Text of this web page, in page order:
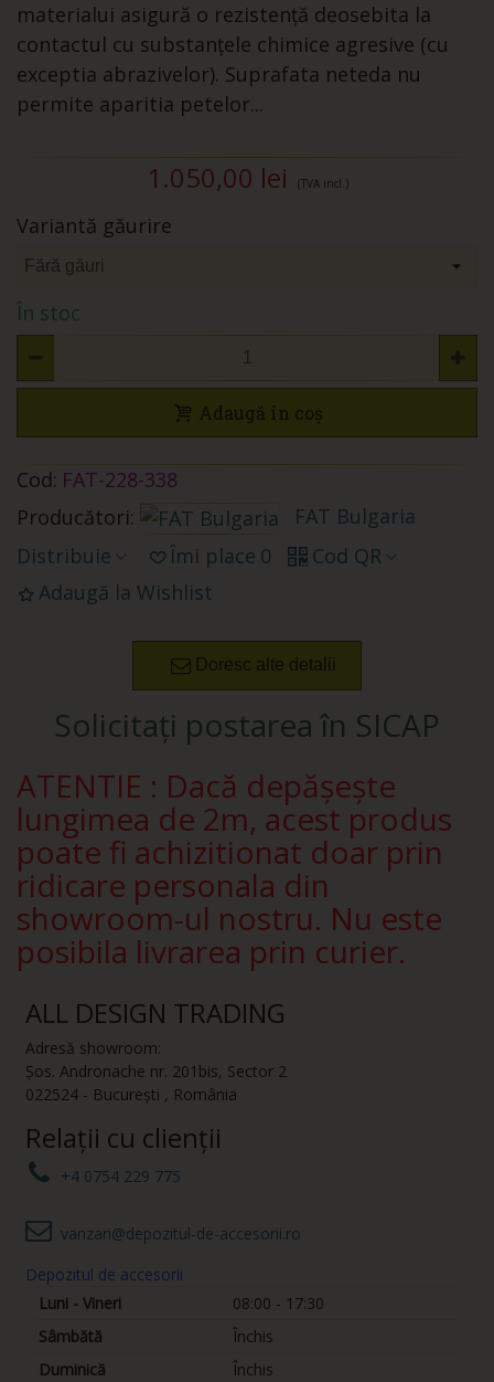
materialui asigură o rezistență deosebita la
contactul cu substanțele chimice agresive (cu
exceptia abrazivelor). Suprafata neteda nu
permite aparitia petelor...
1.050,00 lei (TVA incl.)
Variantă găurire
În stoc
Adaugă în coș
Cod: FAT-228-338
Producători:
FAT Bulgaria
Distribuie
Îmi place 0
Cod QR
Adaugă la Wishlist
Doresc alte detalii
Solicitați postarea în SICAP
ATENTIE : Dacă depășește
lungimea de 2m, acest produs
poate fi achizitionat doar prin
ridicare personala din
showroom-ul nostru. Nu este
posibila livrarea prin curier.
ALL DESIGN TRADING
Adresă showroom:
Șos. Andronache nr. 201bis, Sector 2
022524 - București , România
Relații cu clienții
+4 0754 229 775
vanzari@depozitul-de-accesorii.ro
Depozitul de accesorii
Luni - Vineri
08:00 - 17:30
Sâmbătă
Închis
Duminică
Închis